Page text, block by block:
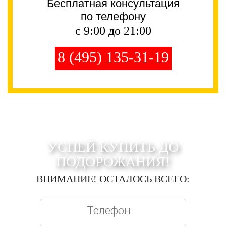
по телефону
с 9:00 до 21:00
8 (495) 135-31-19
УСПЕЙ КУПИТЬ ДО
ПОДОРОЖАНИЯ!
ВНИМАНИЕ! ОСТАЛОСЬ ВСЕГО: